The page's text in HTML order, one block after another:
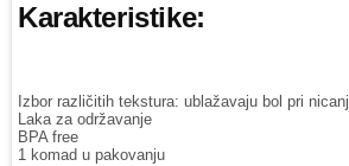
Karakteristike:
Izbor različitih tekstura: ublažavaju bol pri
Laka za održavanje
BPA free
1 komad u pakovanju